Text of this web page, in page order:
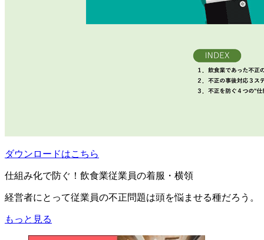
ダウンロードはこちら
仕組み化で防ぐ！飲食業従業員の着服・横領
経営者にとって従業員の不正問題は頭を悩ませる種だろう。
もっと見る